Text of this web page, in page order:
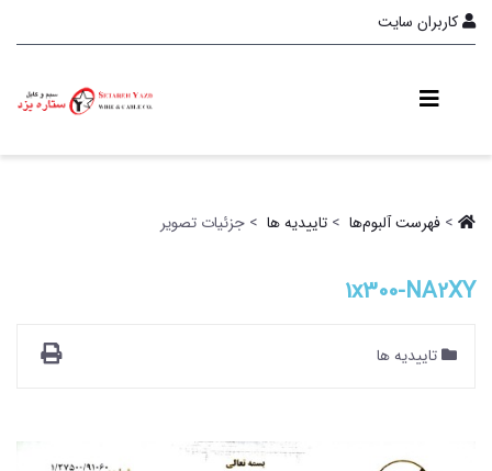
کاربران سایت
> فهرست آلبو‌م‌ها ‏ > تاییدیه ها ‏ > جزئیات تصویر
1x300-NA2XY
تاییدیه ها